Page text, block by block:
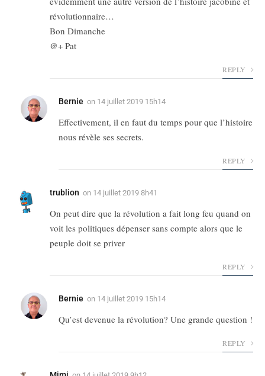
révolutionnaire…
Bon Dimanche
@+ Pat
REPLY
Bernie on 14 juillet 2019 15h14
Effectivement, il en faut du temps pour que l’histoire
nous révèle ses secrets.
REPLY
trublion on 14 juillet 2019 8h41
On peut dire que la révolution a fait long feu quand on
voit les politiques dépenser sans compte alors que le
peuple doit se priver
REPLY
Bernie on 14 juillet 2019 15h14
Qu’est devenue la révolution? Une grande question !
REPLY